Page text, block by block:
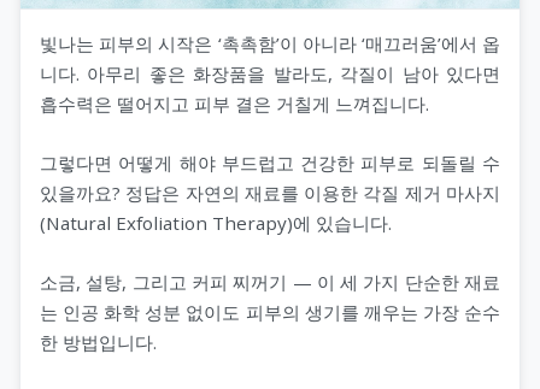
빛나는 피부의 시작은 ‘촉촉함’이 아니라 ‘매끄러움’에서 옵
니다. 아무리 좋은 화장품을 발라도, 각질이 남아 있다면
흡수력은 떨어지고 피부 결은 거칠게 느껴집니다.
그렇다면 어떻게 해야 부드럽고 건강한 피부로 되돌릴 수
있을까요? 정답은 자연의 재료를 이용한 각질 제거 마사지
(Natural Exfoliation Therapy)에 있습니다.
소금, 설탕, 그리고 커피 찌꺼기 — 이 세 가지 단순한 재료
는 인공 화학 성분 없이도 피부의 생기를 깨우는 가장 순수
한 방법입니다.